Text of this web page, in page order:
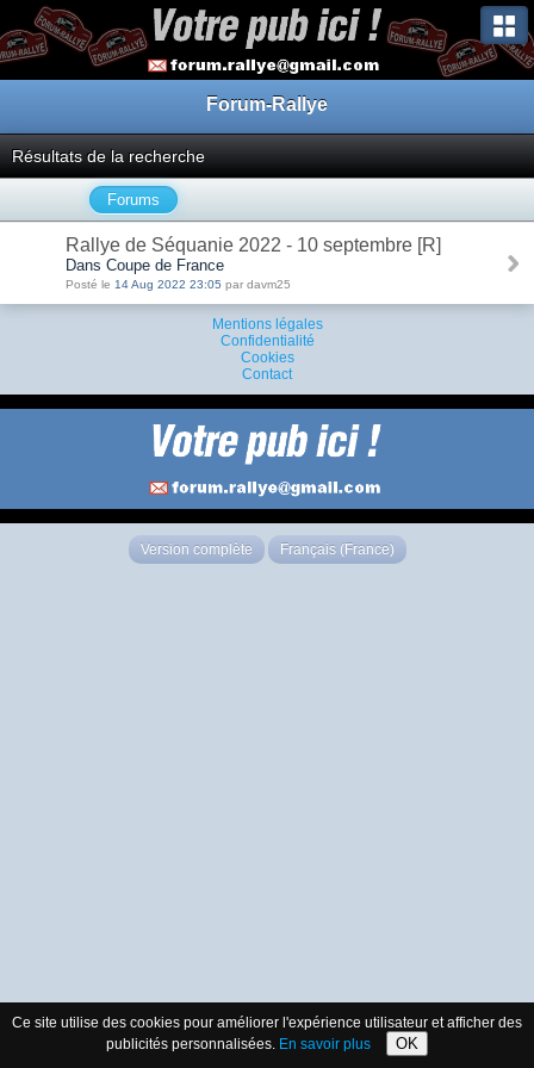
Forum-Rallye
Résultats de la recherche
Forums
Rallye de Séquanie 2022 - 10 septembre [R]
Dans Coupe de France
Posté le 14 Aug 2022 23:05 par davm25
Mentions légales
Confidentialité
Cookies
Contact
Version complète Français (France)
Ce site utilise des cookies pour améliorer l'expérience utilisateur et afficher des
publicités personnalisées. En savoir plus OK